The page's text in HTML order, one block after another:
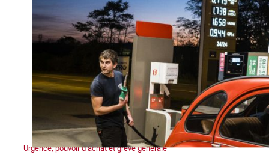
Urgence, pouvoir d’achat et grève générale